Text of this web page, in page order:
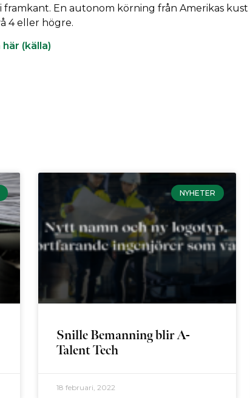
framkant. En autonom körning från Amerikas
4 eller högre.
(källa)
NYHETER
Snille Bemanning blir A-
Talent Tech
18 februari, 2022